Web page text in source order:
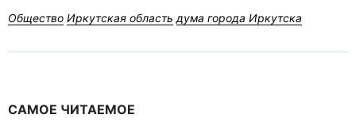
Общество Иркутская область дума города Иркутска
САМОЕ ЧИТАЕМОЕ